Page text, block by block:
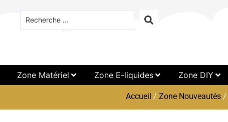
Zone Matériel Zone E-liquides Zone DIY
Accueil / Zone Nouveautés/